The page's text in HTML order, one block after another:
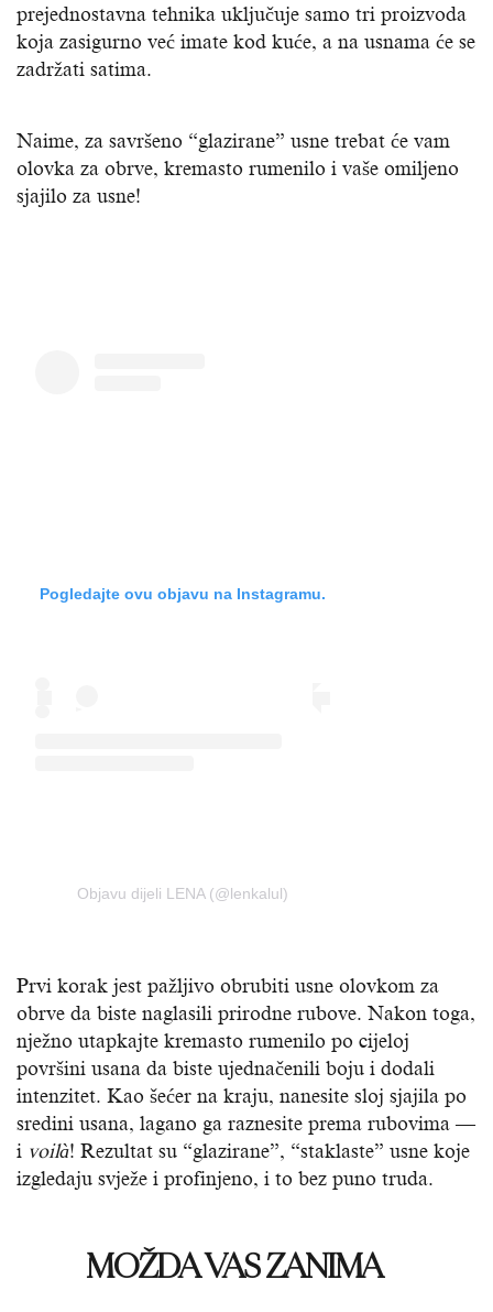
prejednostavna tehnika uključuje samo tri proizvoda
koja zasigurno već imate kod kuće, a na usnama će se
zadržati satima.
Naime, za savršeno “glazirane” usne trebat će vam
olovka za obrve, kremasto rumenilo i vaše omiljeno
sjajilo za usne!
Pogledajte ovu objavu na Instagramu.
Objavu dijeli LENA (@lenkalul)
Prvi korak jest pažljivo obrubiti usne olovkom za
obrve da biste naglasili prirodne rubove. Nakon toga,
nježno utapkajte kremasto rumenilo po cijeloj
površini usana da biste ujednačenili boju i dodali
intenzitet. Kao šećer na kraju, nanesite sloj sjajila po
sredini usana, lagano ga raznesite prema rubovima —
i voilà! Rezultat su “glazirane”, “staklaste” usne koje
izgledaju svježe i profinjeno, i to bez puno truda.
MOŽDA VAS ZANIMA